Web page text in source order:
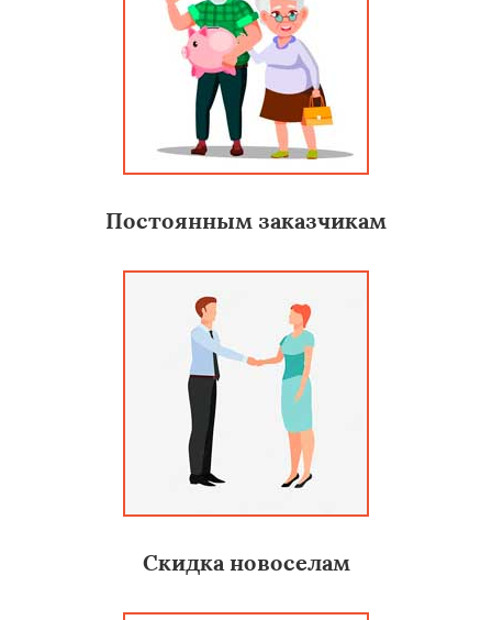
Постоянным заказчикам
Скидка новоселам